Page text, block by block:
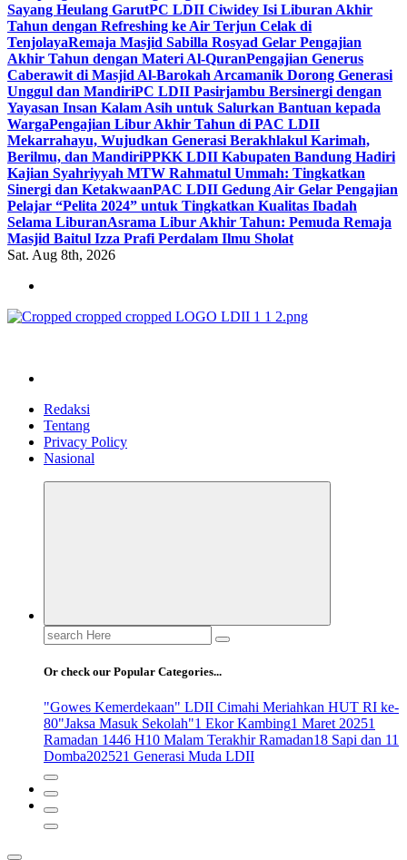
Sayang Heulang GarutPC LDII Ciwidey Isi Liburan Akhir
Tahun dengan Refreshing ke Air Terjun Celak di
TenjolayaRemaja Masjid Sabilla Rosyad Gelar Pengajian
Akhir Tahun dengan Materi Al-QuranPengajian Generus
Caberawit di Masjid Al-Barokah Arcamanik Dorong Generasi
Unggul dan MandiriPC LDII Pasirjambu Bersinergi dengan
Yayasan Insan Kalam Asih untuk Salurkan Bantuan kepada
WargaPengajian Libur Akhir Tahun di PAC LDII
Mekarrahayu, Wujudkan Generasi Berakhlakul Karimah,
Berilmu, dan MandiriPPKK LDII Kabupaten Bandung Hadiri
Kajian Syahriyyah MTW Rahmatul Ummah: Tingkatkan
Sinergi dan KetakwaanPAC LDII Gedung Air Gelar Pengajian
Pelajar “Pelita 2024” untuk Tingkatkan Kualitas Ibadah
Selama LiburanAsrama Libur Akhir Tahun: Pemuda Remaja
Masjid Baitul Izza Prafi Perdalam Ilmu Sholat
Sat. Aug 8th, 2026
Redaksi
Tentang
Privacy Policy
Nasional
Search
for:
Or check our Popular Categories...
"Gowes Kemerdekaan" LDII Cimahi Meriahkan HUT RI ke-
80"Jaksa Masuk Sekolah"1 Ekor Kambing1 Maret 20251
Ramadan 1446 H10 Malam Terakhir Ramadan18 Sapi dan 11
Domba202521 Generasi Muda LDII